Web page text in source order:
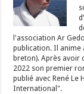
l'association Ar
publication. Il anime
breton). Après avoir
2022 son premier
publié avec René Le
International".